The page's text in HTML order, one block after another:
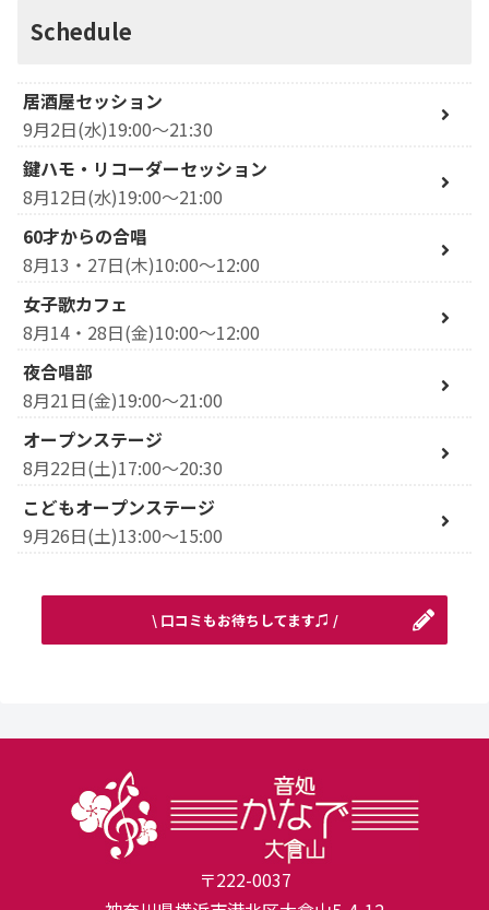
Schedule
居酒屋セッション
9月2日(水)19:00～21:30
鍵ハモ・リコーダーセッション
8月12日(水)19:00～21:00
60才からの合唱
8月13・27日(木)10:00～12:00
女子歌カフェ
8月14・28日(金)10:00～12:00
夜合唱部
8月21日(金)19:00～21:00
オープンステージ
8月22日(土)17:00～20:30
こどもオープンステージ
9月26日(土)13:00～15:00
\ 口コミもお待ちしてます♫ /
〒222-0037